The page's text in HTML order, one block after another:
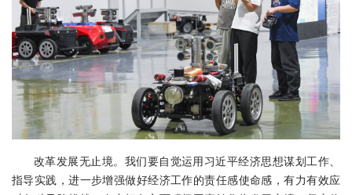
改革发展无止境。我们要自觉运用习近平经济思想谋划工作、
指导实践，进一步增强做好经济工作的责任感使命感，有力有效应